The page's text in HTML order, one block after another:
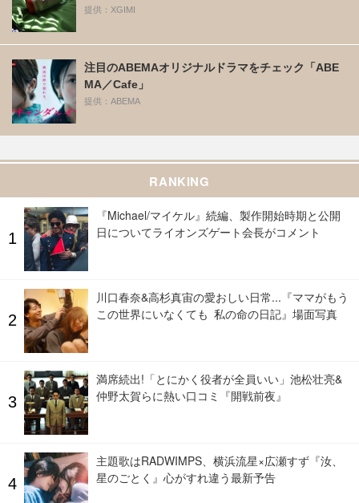
提供：XGIMI
注目のABEMAオリジナルドラマをチェック「ABE
MA／Cafe」
提供：ABEMA
RANKING
『Michael/マイケル』続編、製作開始時期と公開
日についてライオンズゲート会長がコメント
川口春奈&高杉真宙の愛おしい日常...『ママがもう
この世界にいなくても 私の命の日記』場面写真
満席続出!「とにかく役者が全員いい」池松壮亮&
仲野太賀らに熱い口コミ『開戦前夜』
主題歌はRADWIMPS、横浜流星×広瀬すず『汝、
星のごとく』心がすれ違う最新予告